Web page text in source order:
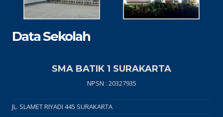
Data Sekolah
SMA BATIK 1 SURAKARTA
NPSN : 20327935
JL. SLAMET RIYADI 445 SURAKARTA